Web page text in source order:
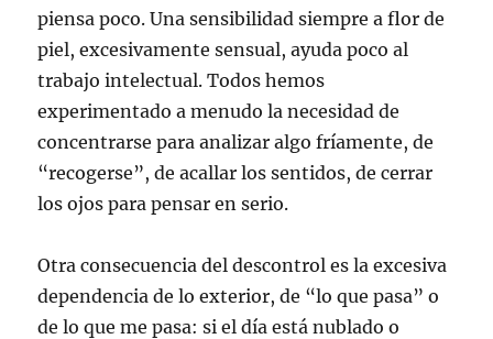
piensa poco. Una sensibilidad siempre a flor de
piel, excesivamente sensual, ayuda poco al
trabajo intelectual. Todos hemos
experimentado a menudo la necesidad de
concentrarse para analizar algo fríamente, de
“recogerse”, de acallar los sentidos, de cerrar
los ojos para pensar en serio.
Otra consecuencia del descontrol es la excesiva
dependencia de lo exterior, de “lo que pasa” o
de lo que me pasa: si el día está nublado o